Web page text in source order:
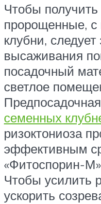
Чтобы получить
пророщенные, с
клубни,
высаживания
посадочный
светлое
Предпосадочная
семенных
ризоктониоза
эффективным
«Фитоспорин-
Чтобы усилить
ускорить